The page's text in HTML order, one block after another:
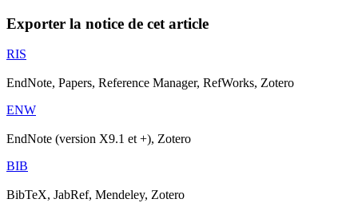
Exporter la notice de cet article
RIS
EndNote, Papers, Reference Manager, RefWorks, Zotero
ENW
EndNote (version X9.1 et +), Zotero
BIB
BibTeX, JabRef, Mendeley, Zotero